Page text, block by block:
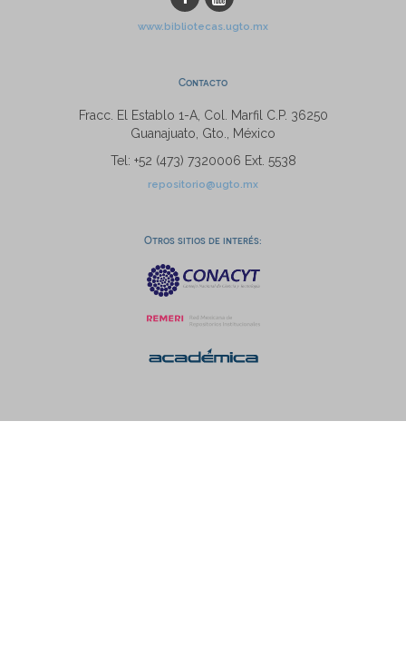
www.bibliotecas.ugto.mx
Contacto
Fracc. El Establo 1-A, Col. Marfil C.P. 36250
Guanajuato, Gto., México
Tel: +52 (473) 7320006 Ext. 5538
repositorio@ugto.mx
Otros sitios de interés: